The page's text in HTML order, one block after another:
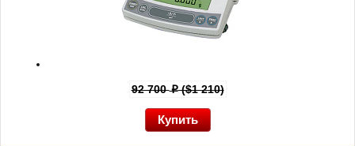
92 700p($1 210)